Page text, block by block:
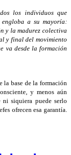
los individuos que
a su mayoría:
y la madurez colectiva
y final del movimiento
va desde la formación
base de la formación
y menos aún
siquiera puede serlo
ofrecen esa garantía.